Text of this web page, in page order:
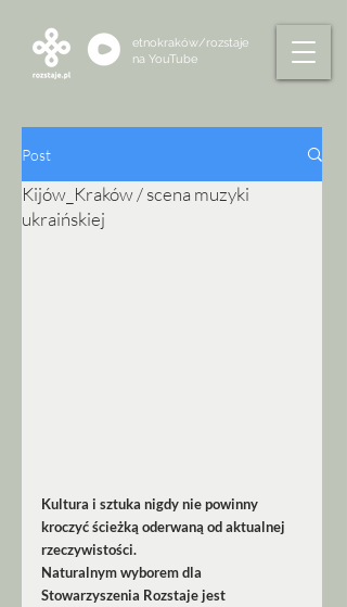
etnokraków/rozstaje
na YouTube
Post
Kijów_Kraków / scena muzyki
ukraińskiej
Kultura i sztuka nigdy nie powinny
kroczyć ścieżką oderwaną od aktualnej
rzeczywistości.
Naturalnym wyborem dla
Stowarzyszenia Rozstaje jest